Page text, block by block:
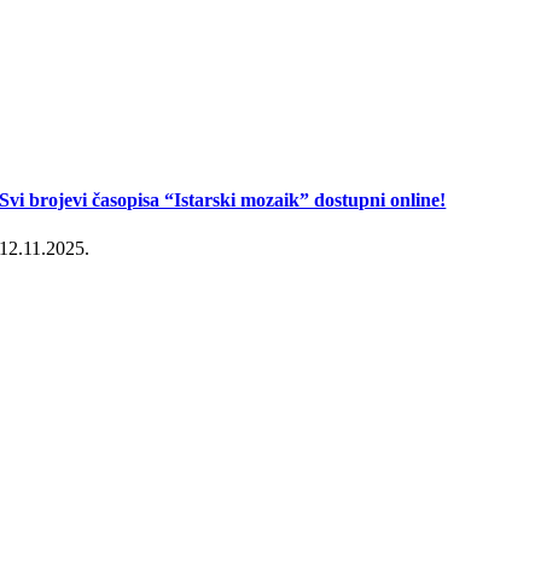
Svi brojevi časopisa “Istarski mozaik” dostupni online!
12.11.2025.